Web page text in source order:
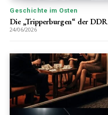
Geschichte im Osten
Die „Tripperburgen“ der DDR
24/06/2026